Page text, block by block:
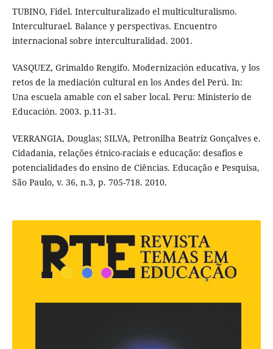
TUBINO, Fidel. Interculturalizado el multiculturalismo.
Interculturael. Balance y perspectivas. Encuentro
internacional sobre interculturalidad. 2001.
VASQUEZ, Grimaldo Rengifo. Modernización educativa, y los
retos de la mediación cultural en los Andes del Perú. In:
Una escuela amable con el saber local. Peru: Ministerio de
Educación. 2003. p.11-31.
VERRANGIA, Douglas; SILVA, Petronilha Beatriz Gonçalves e.
Cidadania, relações étnico-raciais e educação: desafios e
potencialidades do ensino de Ciências. Educação e Pesquisa,
São Paulo, v. 36, n.3, p. 705-718. 2010.